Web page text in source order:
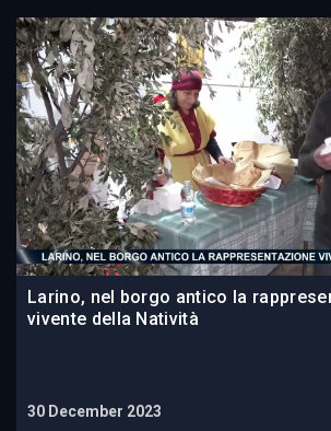
Larino, nel borgo antico la
vivente della Natività
30 December 2023